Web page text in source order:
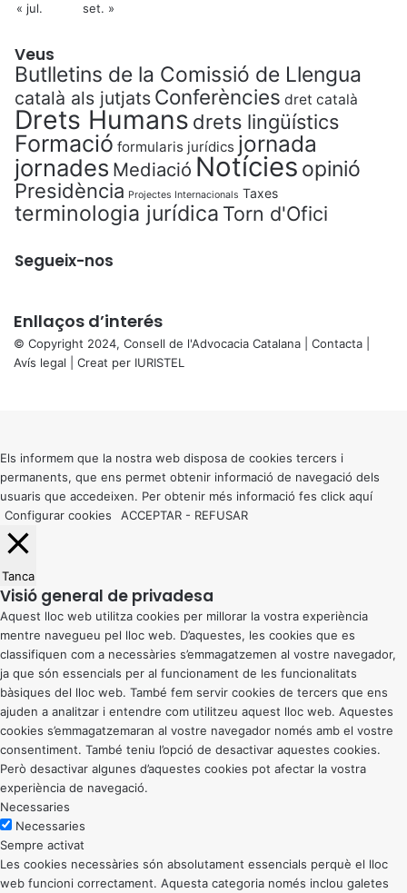
« jul.
set. »
Veus
Butlletins de la Comissió de Llengua
català als jutjats Conferències dret català
Drets Humans drets lingüístics
Formació formularis jurídics jornada
jornades Mediació Notícies opinió
Presidència Projectes Internacionals Taxes
terminologia jurídica Torn d'Ofici
Segueix-nos
Enllaços d’interés
© Copyright 2024, Consell de l'Advocacia Catalana | Contacta
Avís legal | Creat per IURISTEL
button
Els informem que la nostra web disposa de cookies tercers i
permanents, que ens permet obtenir informació de navegació dels
usuaris que accedeixen. Per obtenir més informació fes click aquí
Configurar cookies
ACCEPTAR - REFUSAR
Tanca
Visió general de privadesa
Aquest lloc web utilitza cookies per millorar la vostra experiència
mentre navegueu pel lloc web. D’aquestes, les cookies que es
classifiquen com a necessàries s’emmagatzemen al vostre navegador,
ja que són essencials per al funcionament de les funcionalitats
bàsiques del lloc web. També fem servir cookies de tercers que ens
ajuden a analitzar i entendre com utilitzeu aquest lloc web. Aquestes
cookies s’emmagatzemaran al vostre navegador només amb el vostre
consentiment. També teniu l’opció de desactivar aquestes cookies.
Però desactivar algunes d’aquestes cookies pot afectar la vostra
experiència de navegació.
Necessaries
Necessaries
Sempre activat
Les cookies necessàries són absolutament essencials perquè el lloc
web funcioni correctament. Aquesta categoria només inclou galetes